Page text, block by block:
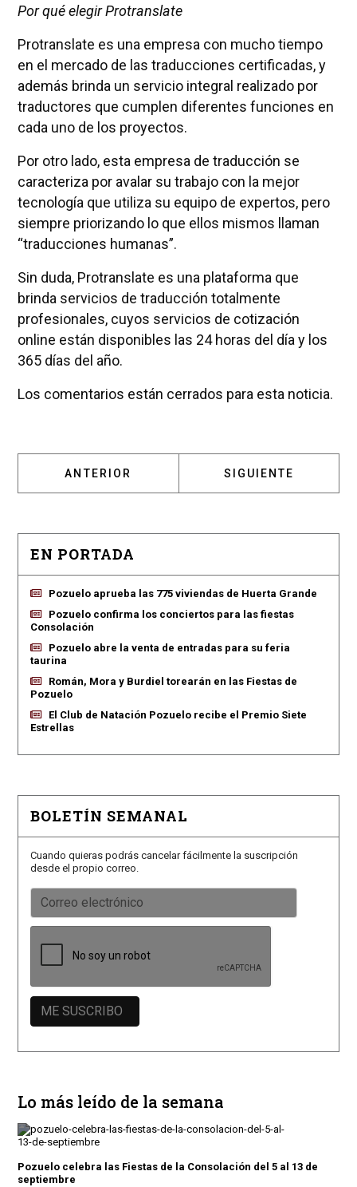
Por qué elegir Protranslate
Protranslate es una empresa con mucho tiempo
en el mercado de las traducciones certificadas, y
además brinda un servicio integral realizado por
traductores que cumplen diferentes funciones en
cada uno de los proyectos.
Por otro lado, esta empresa de traducción se
caracteriza por avalar su trabajo con la mejor
tecnología que utiliza su equipo de expertos, pero
siempre priorizando lo que ellos mismos llaman
“traducciones humanas”.
Sin duda, Protranslate es una plataforma que
brinda servicios de traducción totalmente
profesionales, cuyos servicios de cotización
online están disponibles las 24 horas del día y los
365 días del año.
Los comentarios están cerrados para esta noticia.
ARTÍCULO ANTERIOR: SÁCALES PROVECHO
ANTERIOR ARTÍCULO
SIGUIENTE
EN PORTADA
Pozuelo aprueba las 775 viviendas de Huerta Grande
Pozuelo confirma los conciertos para las fiestas
Consolación
Pozuelo abre la venta de entradas para su feria
taurina
Román, Mora y Burdiel torearán en las Fiestas de
Pozuelo
El Club de Natación Pozuelo recibe el Premio Siete
Estrellas
BOLETÍN SEMANAL
Cuando quieras podrás cancelar fácilmente la suscripción
desde el propio correo.
Lo más leído de la semana
Pozuelo celebra las Fiestas de la Consolación del 5 al 13 de
septiembre